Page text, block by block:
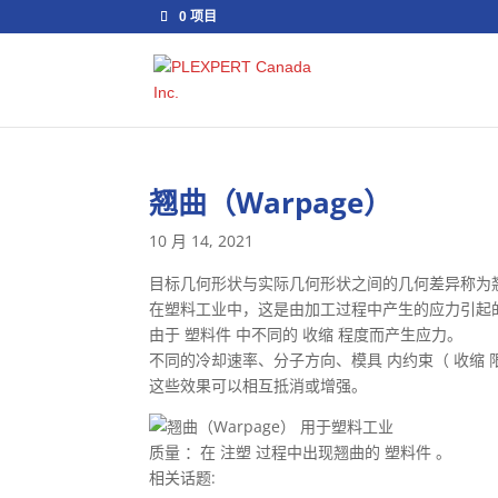
0 项目
翘曲（Warpage）
10 月 14, 2021
目标几何形状与实际几何形状之间的几何差异称为
在塑料工业中，这是由加工过程中产生的应力引起
由于 塑料件 中不同的 收缩 程度而产生应力。
不同的冷却速率、分子方向、模具 内约束（ 收缩
这些效果可以相互抵消或增强。
质量 ：在 注塑 过程中出现翘曲的 塑料件 。
相关话题: